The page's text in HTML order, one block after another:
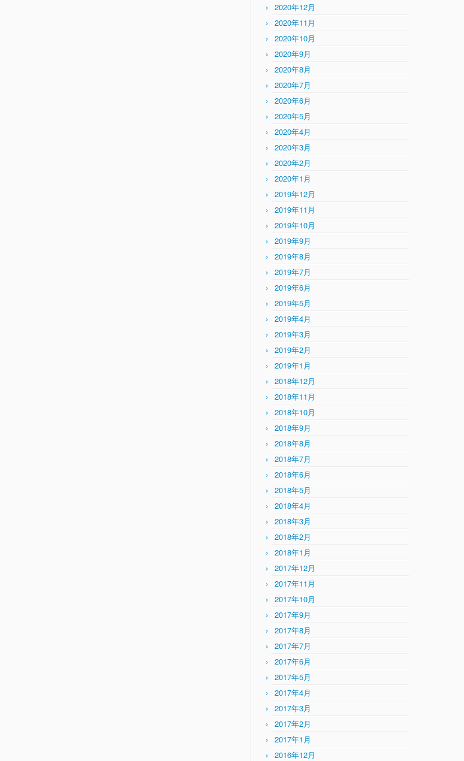
2020年12月
2020年11月
2020年10月
2020年9月
2020年8月
2020年7月
2020年6月
2020年5月
2020年4月
2020年3月
2020年2月
2020年1月
2019年12月
2019年11月
2019年10月
2019年9月
2019年8月
2019年7月
2019年6月
2019年5月
2019年4月
2019年3月
2019年2月
2019年1月
2018年12月
2018年11月
2018年10月
2018年9月
2018年8月
2018年7月
2018年6月
2018年5月
2018年4月
2018年3月
2018年2月
2018年1月
2017年12月
2017年11月
2017年10月
2017年9月
2017年8月
2017年7月
2017年6月
2017年5月
2017年4月
2017年3月
2017年2月
2017年1月
2016年12月